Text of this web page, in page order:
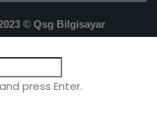
© Qsg Bilgisayar
press Enter.